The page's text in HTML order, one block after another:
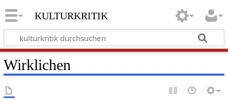
kulturkritik
Wirklichen